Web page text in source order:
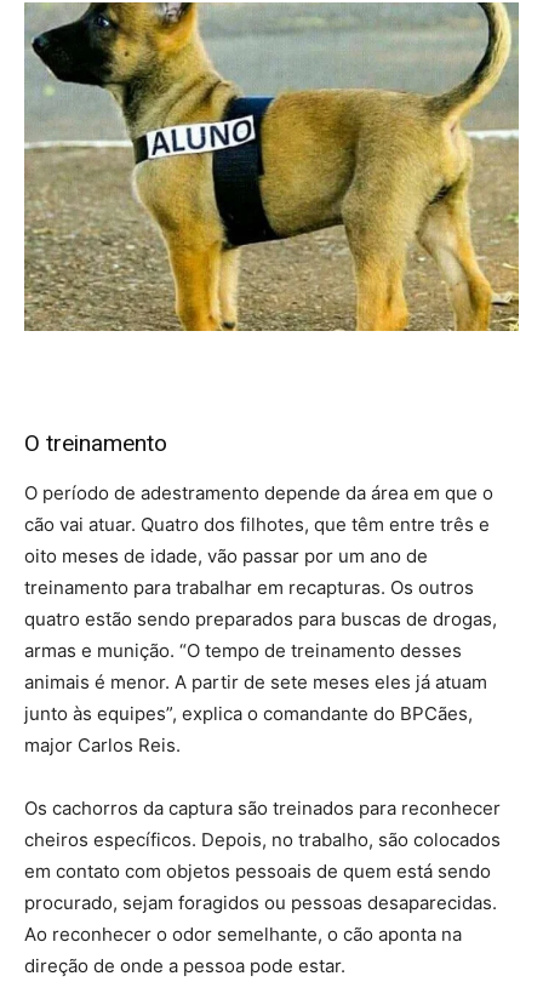
O treinamento
O período de adestramento depende da área em que o
cão vai atuar. Quatro dos filhotes, que têm entre três e
oito meses de idade, vão passar por um ano de
treinamento para trabalhar em recapturas. Os outros
quatro estão sendo preparados para buscas de drogas,
armas e munição. “O tempo de treinamento desses
animais é menor. A partir de sete meses eles já atuam
junto às equipes”, explica o comandante do BPCães,
major Carlos Reis.
Os cachorros da captura são treinados para reconhecer
cheiros específicos. Depois, no trabalho, são colocados
em contato com objetos pessoais de quem está sendo
procurado, sejam foragidos ou pessoas desaparecidas.
Ao reconhecer o odor semelhante, o cão aponta na
direção de onde a pessoa pode estar.